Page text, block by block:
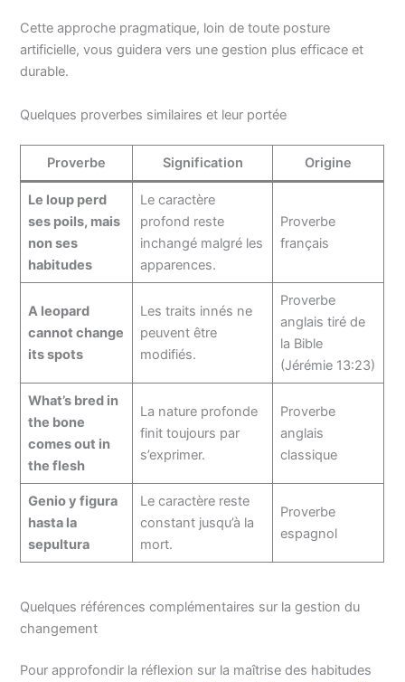
Cette approche pragmatique, loin de toute posture
artificielle, vous guidera vers une gestion plus efficace et
durable.
Quelques proverbes similaires et leur portée
Proverbe Signification Origine
Le loup perd
ses poils, mais
non ses
habitudes
Le caractère
profond reste
inchangé malgré les
apparences.
Proverbe
français
A leopard
cannot change
its spots
Les traits innés ne
peuvent être
modifiés.
Proverbe
anglais tiré de
la Bible
(Jérémie 13:23)
What’s bred in
the bone
comes out in
the flesh
La nature profonde
finit toujours par
s’exprimer.
Proverbe
anglais
classique
Genio y figura
hasta la
sepultura
Le caractère reste
constant jusqu’à la
mort.
Proverbe
espagnol
Quelques références complémentaires sur la gestion du
changement
Pour approfondir la réflexion sur la maîtrise des habitudes